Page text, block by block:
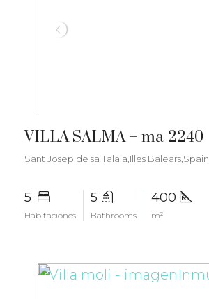
VILLA SALMA – ma-2240
Sant Josep de sa Talaia,Illes Balears,Spain
5
Habitaciones
5
Bathrooms
400
m²